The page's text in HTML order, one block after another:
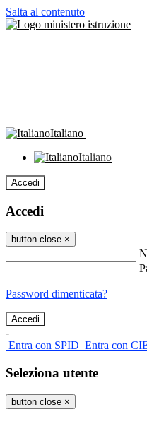
Salta al contenuto
Italiano
Italiano
Accedi
Accedi
button close ×
Password dimenticata?
-
Entra con SPID Entra con
Seleziona utente
button close ×